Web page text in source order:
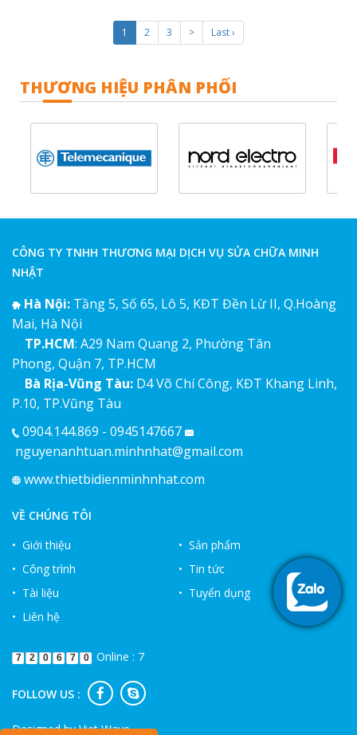
1 2 3 > Last ›
THƯƠNG HIỆU PHÂN PHỐI
CÔNG TY TNHH THƯƠNG MẠI DỊCH VỤ SỬA CHỮA MINH
NHẬT
Hà Nội: Tầng 5, Số 65, Lô 5, KĐT Đền Lừ II, Q.Hoàng
Mai, Hà Nội
TP.HCM: A29 Nam Quang 2, Phường Tân
Phong, Quận 7, TP.HCM
Bà Rịa-Vũng Tàu: D4 Võ Chí Công, KĐT Khang Linh,
P.10, TP.Vũng Tàu
0904.144.869 - 0945147667
nguyenanhtuan.minhnhat@gmail.com
www.thietbidienminhnhat.com
VỀ CHÚNG TÔI
• Giới thiệu
• Sản phẩm
• Công trình
• Tin tức
• Tài liệu
• Tuyển dụng
• Liên hệ
7 2 0 6 7 0 Online : 7
FOLLOW US :
Designed byViet Wave